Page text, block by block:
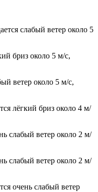
слабый ветер около 5
бриз около 5 м/с,
ветер около 5 м/с,
лёгкий бриз около 4 м/
слабый ветер около 2 м/
слабый ветер около 2 м/
очень слабый ветер